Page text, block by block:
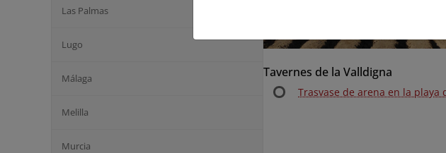
Las Palmas
Lugo
Málaga
Melilla
Murcia
Tavernes de la Valldigna
Trasvase de arena en la playa